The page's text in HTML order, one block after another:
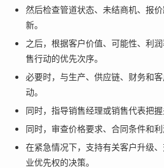
然后检查管道状态、未结商机、报
新。
之后，根据客户价值、可能性、利
售行动的优先次序。
必要时，与生产、供应链、财务和
动。
同时，指导销售经理或销售代表把握
同时，审查价格要求、合同条件和利
在紧急情况下，支持有关客户升级
业优先权的决策。